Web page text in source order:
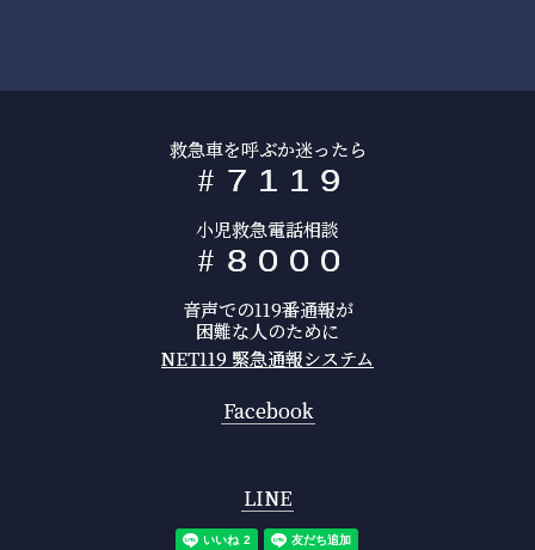
救急車を呼ぶか迷ったら
# 7 1 1 9
小児救急電話相談
# 8 0 0 0
音声での119番通報が
困難な人のために
NET119 緊急通報システム
Facebook
LINE